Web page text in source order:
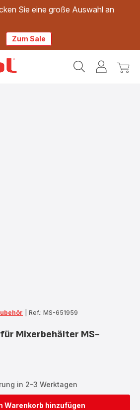
Sie eine große Auswahl an
Zum Sale
Mein
Mein
Ref.: MS-651959
Mixerbehälter MS-
in 2-3 Werktagen
Warenkorb hinzufügen